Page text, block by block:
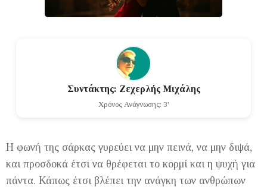
Συντάκτης: Ζεχερλής Μιχάλης
Χρόνος Ανάγνωσης: 3'
Η φωνή της σάρκας γυρεύει να μην πεινά, να μην διψά,
και προσδοκά έτσι να θρέφεται το κορμί και η ψυχή για
πάντα. Κάπως έτσι βλέπει την ανάγκη των ανθρώπων